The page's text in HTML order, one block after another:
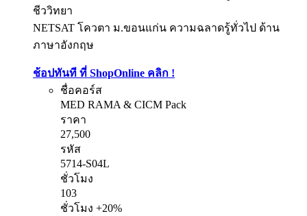
ชีววิทยา
NETSAT โควตา ม.ขอนแก่น ความฉลาดรู้ทั่วไป ด้าน
ภาษาอังกฤษ
ช้อปทันที ที่ ShopOnline คลิก !
ชื่อคอร์ส
MED RAMA & CICM Pack
ราคา
27,500
รหัส
5714-S04L
ชั่วโมง
103
ชั่วโมง +20%